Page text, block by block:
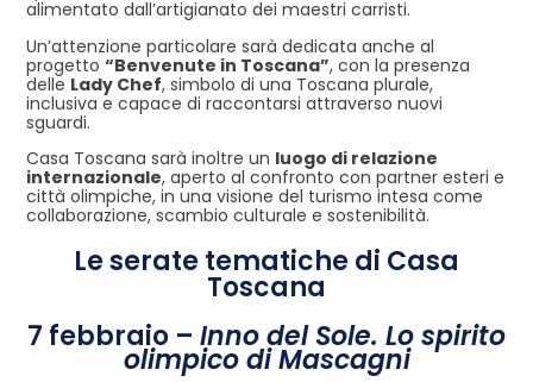
alimentato dall’artigianato dei maestri carristi.
Un’attenzione particolare sarà dedicata anche al
progetto “Benvenute in Toscana”, con la presenza
delle Lady Chef, simbolo di una Toscana plurale,
inclusiva e capace di raccontarsi attraverso nuovi
sguardi.
Casa Toscana sarà inoltre un luogo di relazione
internazionale, aperto al confronto con partner esteri e
città olimpiche, in una visione del turismo intesa come
collaborazione, scambio culturale e sostenibilità.
Le serate tematiche di Casa
Toscana
7 febbraio – Inno del Sole. Lo spirito
olimpico di Mascagni